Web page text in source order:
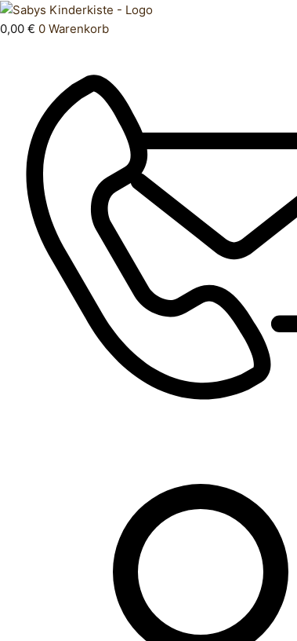
Zum
Inhalt
0,00 € 0 Warenkorb
Products
search
Oberteil
146